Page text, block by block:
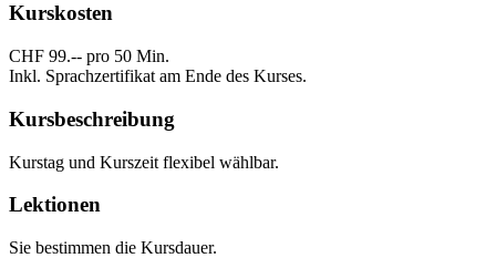
Kurskosten
CHF 99.-- pro 50 Min.
Inkl. Sprachzertifikat am Ende des Kurses.
Kursbeschreibung
Kurstag und Kurszeit flexibel wählbar.
Lektionen
Sie bestimmen die Kursdauer.